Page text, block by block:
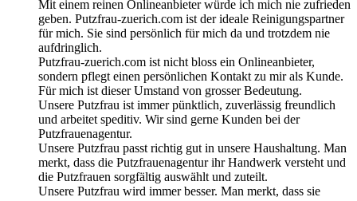
Mit einem reinen Onlineanbieter würde ich mich nie zufrieden
geben. Putzfrau-zuerich.com ist der ideale Reinigungspartner
für mich. Sie sind persönlich für mich da und trotzdem nie
aufdringlich.
Putzfrau-zuerich.com ist nicht bloss ein Onlineanbieter,
sondern pflegt einen persönlichen Kontakt zu mir als Kunde.
Für mich ist dieser Umstand von grosser Bedeutung.
Unsere Putzfrau ist immer pünktlich, zuverlässig freundlich
und arbeitet speditiv. Wir sind gerne Kunden bei der
Putzfrauenagentur.
Unsere Putzfrau passt richtig gut in unsere Haushaltung. Man
merkt, dass die Putzfrauenagentur ihr Handwerk versteht und
die Putzfrauen sorgfältig auswählt und zuteilt.
Unsere Putzfrau wird immer besser. Man merkt, dass sie